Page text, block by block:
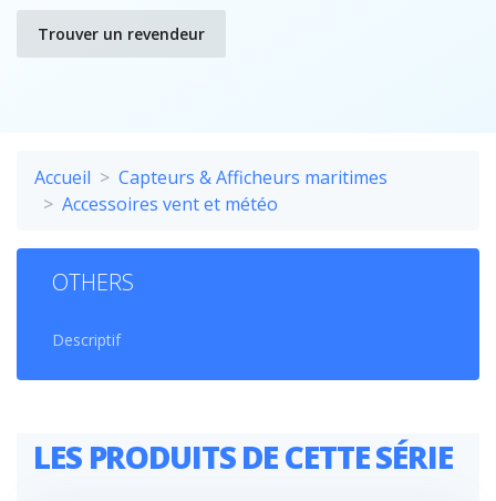
Trouver un revendeur
Accueil
Capteurs & Afficheurs maritimes
Accessoires vent et météo
OTHERS
Descriptif
LES PRODUITS DE CETTE SÉRIE